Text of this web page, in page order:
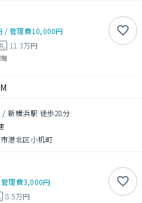
/管理費10,000円
礼 11.3万円
階
/ 新横浜駅 徒歩28分
港北区小机町
管理費3,000円
8.5万円